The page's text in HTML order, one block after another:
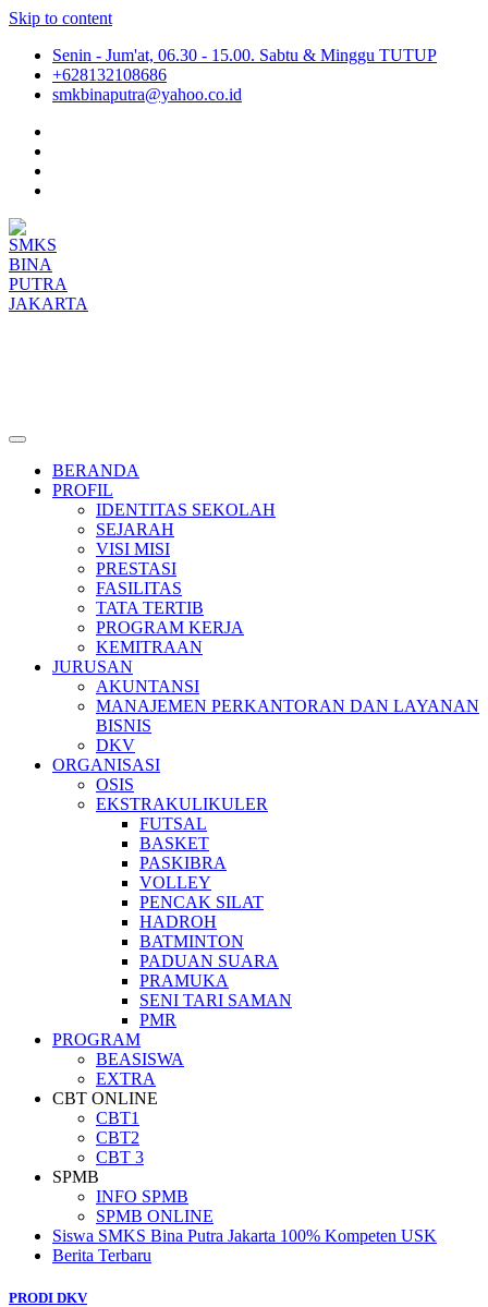
Skip to content
Senin - Jum'at, 06.30 - 15.00. Sabtu & Minggu TUTUP
+628132108686
smkbinaputra@yahoo.co.id
BERANDA
PROFIL
IDENTITAS SEKOLAH
SEJARAH
VISI MISI
PRESTASI
FASILITAS
TATA TERTIB
PROGRAM KERJA
KEMITRAAN
JURUSAN
AKUNTANSI
MANAJEMEN PERKANTORAN DAN LAYANAN
BISNIS
DKV
ORGANISASI
OSIS
EKSTRAKULIKULER
FUTSAL
BASKET
PASKIBRA
VOLLEY
PENCAK SILAT
HADROH
BATMINTON
PADUAN SUARA
PRAMUKA
SENI TARI SAMAN
PMR
PROGRAM
BEASISWA
EXTRA
CBT ONLINE
CBT1
CBT2
CBT 3
SPMB
INFO SPMB
SPMB ONLINE
Siswa SMKS Bina Putra Jakarta 100% Kompeten USK
Berita Terbaru
PRODI DKV